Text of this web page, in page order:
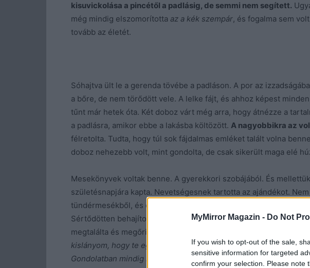
MyMirror Magazin - Do Not
If you wish to opt-out of the sale,
sensitive information for targeted
confirm your selection. Please note
kisuvickolása a pincétől a padlásig, de semmi nem segített.
még mindig elszomorította az a kék szempár, és fogalma sem
tovább az életét.
Sóhajtva ült le a gerenda tövébe a padláson. A por az
a bőre, de nem törődött vele. A lelke fájt, és ahhoz képest
tűnt már hetek óta. Két doboz várt még arra, hogy átnézze a
a padlásra, amikor ebbe a lakásba költözött. A nagyobbikra az
félretolta. Tudta, hogy túl sok fájdalmas emléket talált volna
doboz nehezebb volt, mint gondolta, de csak sikerült maga elé
Mesekönyvek voltak benne. A gyerekkori szobájából. És
születésnapjára kapta. Nevetségesnek tartotta az ajándékot.
tündérmesékből, és elég idősnek gondolta magát ahhoz, hogy
Sértődötten behajította az ágya alá, és el is feledkezett róla.
megtalálta és megőrizte neki. Elmosolyodott, ahogy eszébe
kislányom, hogy te egy hercegnő vagy, és soha, senkinek nem
Gondolatban mindig legyen rajtad a tiara és úgy sétálj át az